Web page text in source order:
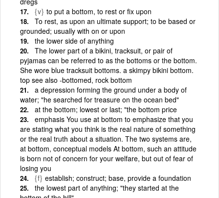
{v} to put a bottom, to rest or fix upon
To rest, as upon an ultimate support; to be based or
grounded; usually with on or upon
the lower side of anything
The lower part of a bikini, tracksuit, or pair of
pyjamas can be referred to as the bottoms or the bottom.
She wore blue tracksuit bottoms. a skimpy bikini bottom.
top see also -bottomed, rock bottom
a depression forming the ground under a body of
water; "he searched for treasure on the ocean bed"
at the bottom; lowest or last; "the bottom price
emphasis You use at bottom to emphasize that you
are stating what you think is the real nature of something
or the real truth about a situation. The two systems are,
at bottom, conceptual models At bottom, such an attitude
is born not of concern for your welfare, but out of fear of
losing you
{f} establish; construct; base, provide a foundation
the lowest part of anything; "they started at the